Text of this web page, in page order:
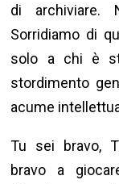
di archiviare.
Sorridiamo di
solo a chi è
stordimento
acume
Tu sei bravo,
bravo a